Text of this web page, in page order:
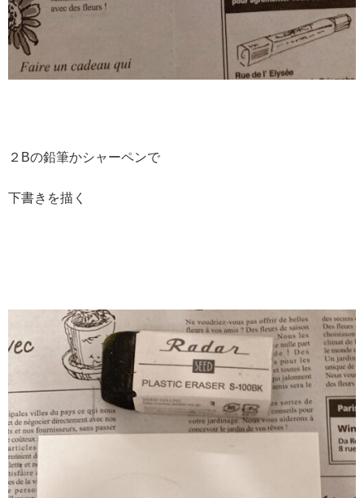
２Bの鉛筆かシャーペンで
下書きを描く